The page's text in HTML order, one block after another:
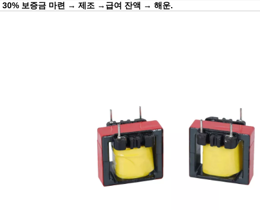
30% 보증금 마련 → 제조 → 급여 잔액 → 해운.